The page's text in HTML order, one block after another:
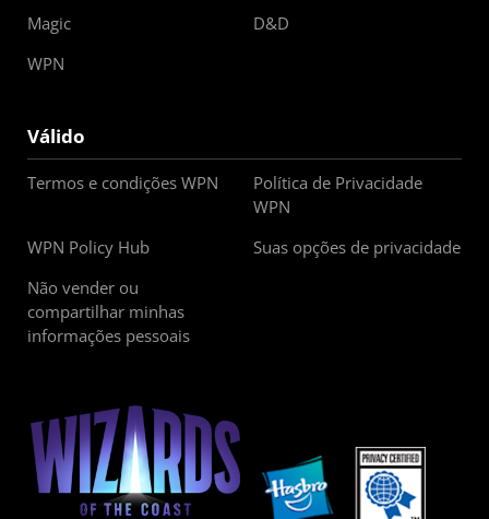
Magic
D&D
WPN
Válido
Termos e condições WPN
Política de Privacidade
WPN
WPN Policy Hub
Suas opções de privacidade
Não vender ou
compartilhar minhas
informações pessoais